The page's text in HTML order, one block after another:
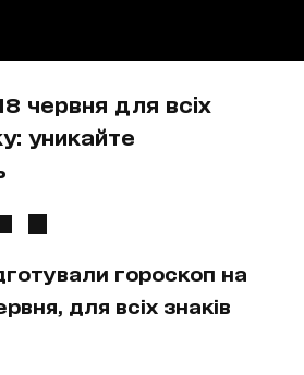
червня для всіх
уникайте
гороскоп на
для всіх знаків